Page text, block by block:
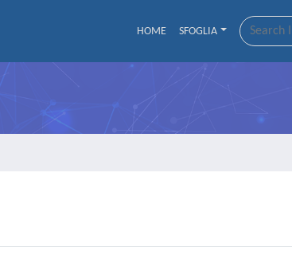
HOME SFOGLIA